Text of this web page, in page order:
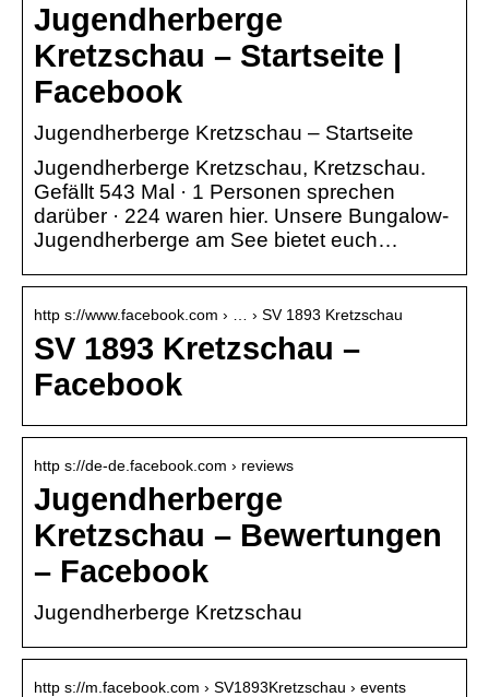
Jugendherberge
Kretzschau – Startseite |
Facebook
Jugendherberge Kretzschau – Startseite
Jugendherberge Kretzschau, Kretzschau.
Gefällt 543 Mal · 1 Personen sprechen
darüber · 224 waren hier. Unsere Bungalow-
Jugendherberge am See bietet euch…
http s://www.facebook.com › … › SV 1893 Kretzschau
SV 1893 Kretzschau –
Facebook
http s://de-de.facebook.com › reviews
Jugendherberge
Kretzschau – Bewertungen
– Facebook
Jugendherberge Kretzschau
http s://m.facebook.com › SV1893Kretzschau › events